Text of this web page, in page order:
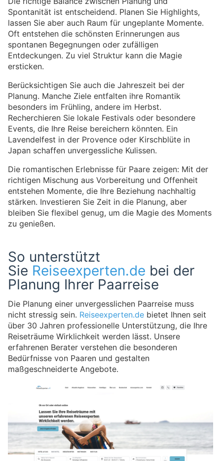
Spontanität ist entscheidend. Planen Sie Highlights,
lassen Sie aber auch Raum für ungeplante Momente.
Oft entstehen die schönsten Erinnerungen aus
spontanen Begegnungen oder zufälligen
Entdeckungen. Zu viel Struktur kann die Magie
ersticken.
Berücksichtigen Sie auch die Jahreszeit bei der
Planung. Manche Ziele entfalten ihre Romantik
besonders im Frühling, andere im Herbst.
Recherchieren Sie lokale Festivals oder besondere
Events, die Ihre Reise bereichern könnten. Ein
Lavendelfest in der Provence oder Kirschblüte in
Japan schaffen unvergessliche Kulissen.
Die romantischen Erlebnisse für Paare zeigen: Mit der
richtigen Mischung aus Vorbereitung und Offenheit
entstehen Momente, die Ihre Beziehung nachhaltig
stärken. Investieren Sie Zeit in die Planung, aber
bleiben Sie flexibel genug, um die Magie des Moments
zu genießen.
So unterstützt
Sie Reiseexperten.de bei der
Planung Ihrer Paarreise
Die Planung einer unvergesslichen Paarreise muss
nicht stressig sein. Reiseexperten.de bietet Ihnen seit
über 30 Jahren professionelle Unterstützung, die Ihre
Reiseträume Wirklichkeit werden lässt. Unsere
erfahrenen Berater verstehen die besonderen
Bedürfnisse von Paaren und gestalten
maßgeschneiderte Angebote.